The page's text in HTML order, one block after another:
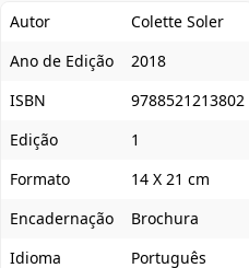
Autor
Colette Soler
Ano de Edição
2018
ISBN
9788521213802
Edição
1
Formato
14 X 21 cm
Encadernação
Brochura
Idioma
Português